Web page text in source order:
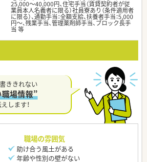
25,000〜40,000円、住宅手当（賃貸契約者が従
業員本人名義者に限る）社員寮あり（条件適用者
に限る）、通勤手当：全額支給、扶養者手当：5,000
円〜、残業手当、管理薬剤師手当、ブロック長手
当 等
ききれない
場情報”
します！
職場の雰囲気
助け合う風土がある
年齢や性別の壁がない